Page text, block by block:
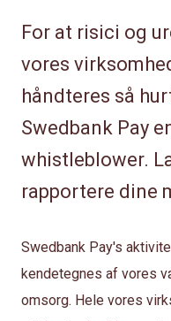
For at risici og
vores
håndteres så
Swedbank Pay
whistleblower.
rapportere dine
Swedbank Pay's
kendetegnes af vores
omsorg. Hele vores